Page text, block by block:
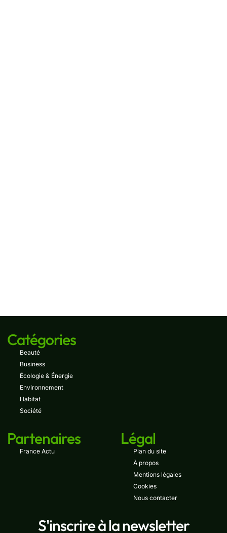
Catégories
Beauté
Business
Écologie & Énergie
Environnement
Habitat
Société
Partenaires
France Actu
Légal
Plan du site
À propos
Mentions légales
Cookies
Nous contacter
S'inscrire à la newsletter